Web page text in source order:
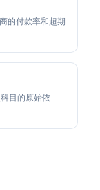
的付款率和超期
目的原始依